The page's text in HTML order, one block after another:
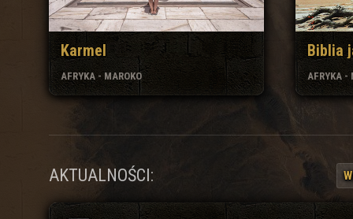
Karmel
AFRYKA - MAROKO
Biblia
AFRYKA
AKTUALNOŚCI: